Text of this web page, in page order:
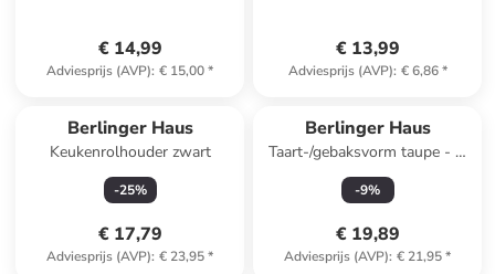
€ 14,99
Adviesprijs (AVP): € 15,00*
€ 13,99
Adviesprijs (AVP): € 6,86*
Berlinger Haus
Keukenrolhouder zwart
-25%
€ 17,79
Adviesprijs (AVP): € 23,95*
Berlinger Haus
Taart-/gebaksvorm taupe - Ø
28 cm
-9%
€ 19,89
Adviesprijs (AVP): € 21,95*